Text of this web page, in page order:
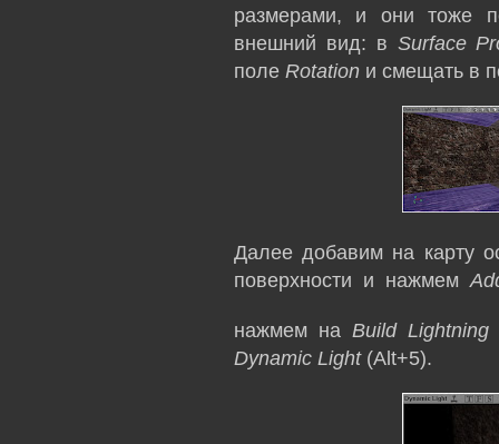
размерами, и они тоже
внешний вид: в Surface
поле Rotation и смещать в
Далее добавим на карту
поверхности и нажмем
нажмем на Build Lightning
Dynamic Light(Alt+5).